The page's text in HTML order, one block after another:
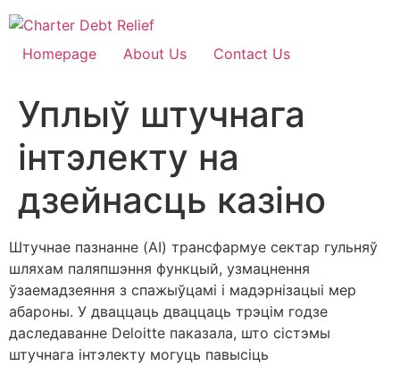
Skip
to
contentHomepage About Us Contact Us
Уплыў штучнага
інтэлекту на
дзейнасць казіно
Штучнае пазнанне (AI) трансфармуе сектар гульняў
шляхам паляпшэння функцый, узмацнення
ўзаемадзеяння з спажыўцамі і мадэрнізацыі мер
абароны. У дваццаць дваццаць трэцім годзе
даследаванне Deloitte паказала, што сістэмы
штучнага інтэлекту могуць павысіць